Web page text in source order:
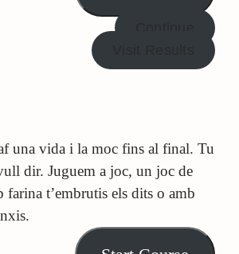
una vida i la moc fins al final. Tu
dir. Juguem a joc, un joc de
farina t’embrutis els dits o amb